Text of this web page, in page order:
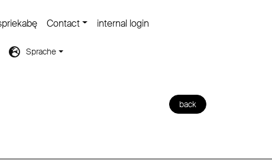
Sprache
Contact internal login
back